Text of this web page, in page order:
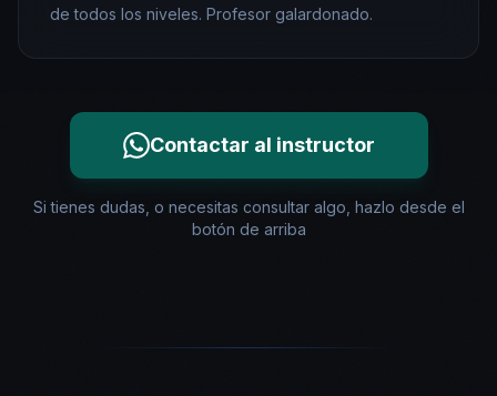
de todos los niveles. Profesor galardonado.
Contactar al instructor
Si tienes dudas, o necesitas consultar algo, hazlo desde el
botón de arriba